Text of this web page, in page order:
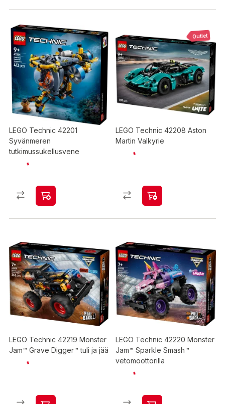
LEGO Technic 42201
Syvänmeren
tutkimussukellusvene
Outlet
LEGO Technic 42208 Aston
Martin Valkyrie
LEGO Technic 42219 Monster
Jam™ Grave Digger™ tuli ja jää
LEGO Technic 42220 Monster
Jam™ Sparkle Smash™
vetomoottorilla